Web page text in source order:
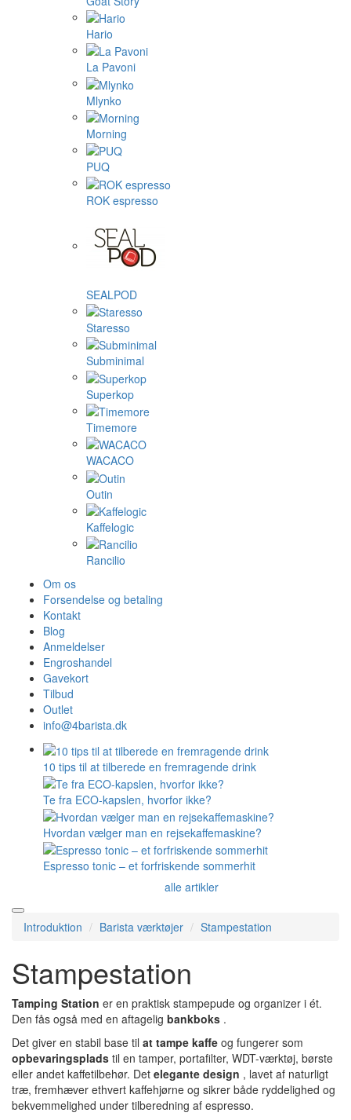
Hario
La Pavoni
Mlynko
Morning
PUQ
ROK espresso
SEALPOD
Staresso
Subminimal
Superkop
Timemore
WACACO
Outin
Kaffelogic
Rancilio
Om os
Forsendelse og betaling
Kontakt
Blog
Anmeldelser
Engroshandel
Gavekort
Tilbud
Outlet
info@4barista.dk
10 tips til at tilberede en fremragende drink
Te fra ECO-kapslen, hvorfor ikke?
Hvordan vælger man en rejsekaffemaskine?
Espresso tonic – et forfriskende sommerhit
alle artikler
Introduktion Barista værktøjer Stampestation
Stampestation
Tamping Station er en praktisk stampepude og organizer i ét.
Den fås også med en aftagelig bankboks .
Det giver en stabil base til at tampe kaffe og fungerer som
opbevaringsplads til en tamper, portafilter, WDT-værktøj, børste
eller andet kaffetilbehør. Det elegante design , lavet af naturligt
træ, fremhæver ethvert kaffehjørne og sikrer både ryddelighed og
bekvemmelighed under tilberedning af espresso.